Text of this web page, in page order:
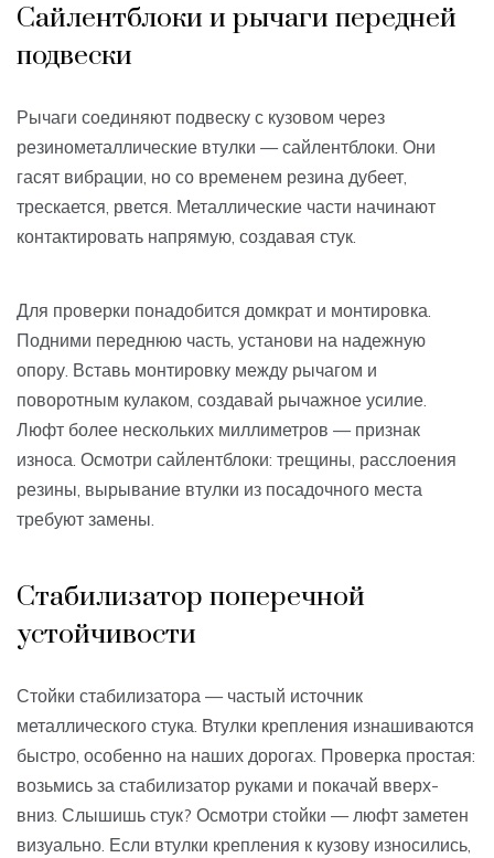
Сайлентблоки и рычаги передней
подвески
Рычаги соединяют подвеску с кузовом через
резинометаллические втулки — сайлентблоки. Они
гасят вибрации, но со временем резина дубеет,
трескается, рвется. Металлические части начинают
контактировать напрямую, создавая стук.
Для проверки понадобится домкрат и монтировка.
Подними переднюю часть, установи на надежную
опору. Вставь монтировку между рычагом и
поворотным кулаком, создавай рычажное усилие.
Люфт более нескольких миллиметров — признак
износа. Осмотри сайлентблоки: трещины, расслоения
резины, вырывание втулки из посадочного места
требуют замены.
Стабилизатор поперечной
устойчивости
Стойки стабилизатора — частый источник
металлического стука. Втулки крепления изнашиваются
быстро, особенно на наших дорогах. Проверка простая:
возьмись за стабилизатор руками и покачай вверх-
вниз. Слышишь стук? Осмотри стойки — люфт заметен
визуально. Если втулки крепления к кузову износились,